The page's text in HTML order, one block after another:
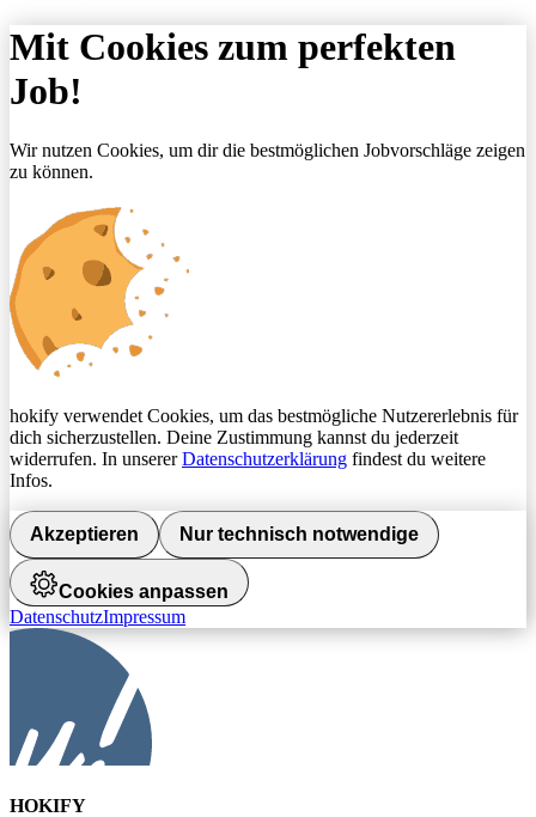
Mit Cookies zum perfekten
Job!
Wir nutzen Cookies, um dir die bestmöglichen Jobvorschläge zeigen
zu können.
hokify verwendet Cookies, um das bestmögliche Nutzererlebnis für
dich sicherzustellen. Deine Zustimmung kannst du jederzeit
widerrufen. In unsererDatenschutzerklärung findest du weitere
Infos.
Akzeptieren Nur technisch notwendige
Cookies anpassen
DatenschutzImpressum
HOKIFY